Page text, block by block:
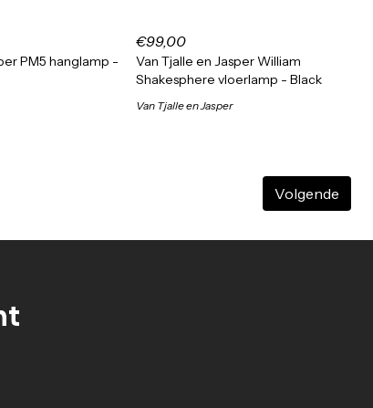
PM5 hanglamp -
€99,00
Van Tjalle en Jasper William
Shakesphere vloerlamp - Black
Van Tjalle en Jasper
Volgende